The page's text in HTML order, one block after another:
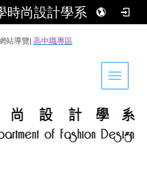
時尚設計學系
站導覽| 高中職專區
Toggle